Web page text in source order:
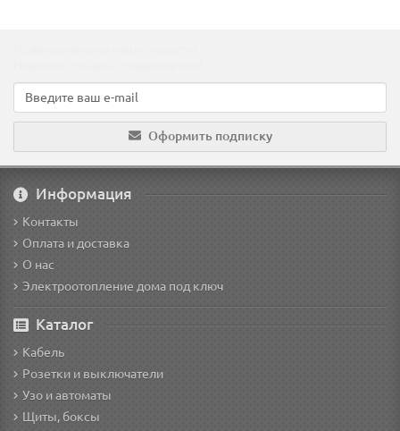
Оформить подписку
Информация
Контакты
Оплата и доставка
О нас
Электроотопление дома под ключ
Каталог
Кабель
Розетки и выключатели
Узо и автоматы
Щиты, боксы